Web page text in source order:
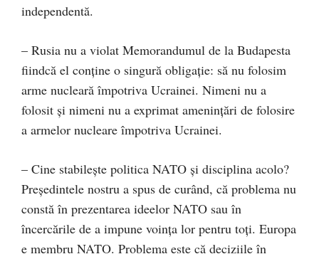
independentă.
– Rusia nu a violat Memorandumul de la Budapesta
fiindcă el conține o singură obligaţie: să nu folosim
arme nucleară împotriva Ucrainei. Nimeni nu a
folosit şi nimeni nu a exprimat ameninţări de folosire
a armelor nucleare împotriva Ucrainei.
– Cine stabileşte politica NATO şi disciplina acolo?
Preşedintele nostru a spus de curând, că problema nu
constă în prezentarea ideelor NATO sau în
încercările de a impune voinţa lor pentru toţi. Europa
e membru NATO. Problema este că deciziile în